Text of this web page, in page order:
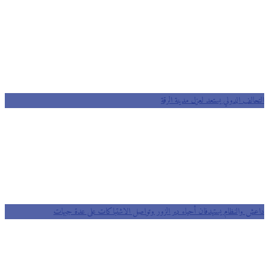
التحالف الدولي يستعد لعزل مدينة الرقة
داعش والنظام يستهدفان أحياء دير الزور وتواصل الاشتباكات على عدة جبهات